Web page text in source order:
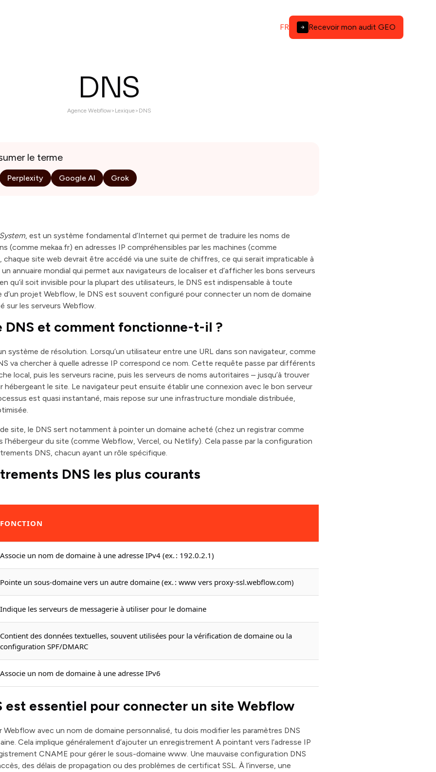
FR Recevoir mon audit GEO
DNS
Agence Webflow> Lexique> DNS
le terme
Perplexity Google AI Grok
, est un système fondamental d’Internet qui permet de traduire les noms de
(comme mekaa.fr) en adresses IP compréhensibles par les machines (comme
chaque site web devrait être accédé via une suite de chiffres, ce qui serait impraticable à
annuaire mondial qui permet aux navigateurs de localiser et d’afficher les bons serveurs
qu’il soit invisible pour la plupart des utilisateurs, le DNS est indispensable à toute
d’un projet Webflow, le DNS est souvent configuré pour connecter un nom de domaine
sur les serveurs Webflow.
DNS et comment fonctionne-t-il ?
système de résolution. Lorsqu’un utilisateur entre une URL dans son navigateur, comme
va chercher à quelle adresse IP correspond ce nom. Cette requête passe par différents
local, puis les serveurs racine, puis les serveurs de noms autoritaires – jusqu’à trouver
hébergeant le site. Le navigateur peut ensuite établir une connexion avec le bon serveur
est quasi instantané, mais repose sur une infrastructure mondiale distribuée,
site, le DNS sert notamment à pointer un domaine acheté (chez un registrar comme
l’hébergeur du site (comme Webflow, Vercel, ou Netlify). Cela passe par la configuration
DNS, chacun ayant un rôle spécifique.
DNS les plus courants
FONCTION
Associe un nom de domaine à une adresse IPv4 (ex. : 192.0.2.1)
Pointe un sous-domaine vers un autre domaine (ex. : www vers proxy-ssl.webflow.com)
Indique les serveurs de messagerie à utiliser pour le domaine
Contient des données textuelles, souvent utilisées pour la vérification de domaine ou la
configuration SPF/DMARC
Associe un nom de domaine à une adresse IPv6
est essentiel pour connecter un site Webflow
avec un nom de domaine personnalisé, tu dois modifier les paramètres DNS
Cela implique généralement d’ajouter un enregistrement A pointant vers l’adresse IP
CNAME pour gérer le sous-domaine www. Une mauvaise configuration DNS
des délais de propagation ou des problèmes de certificat SSL. À l’inverse, une